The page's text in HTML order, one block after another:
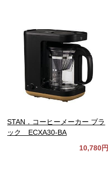
STAN．コーヒーメーカー ブラ
ック ECXA30-BA
10,780円